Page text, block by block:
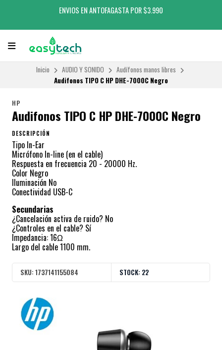
ENVIOS EN ANTOFAGASTA POR $3.990
Inicio AUDIO Y SONIDO
Audífonos manos libres
Audifonos TIPO C HP DHE-7000C Negro
HP
Audifonos TIPO C HP DHE-7000C Negro
DESCRIPCIÓN
Tipo In-Ear
Micrófono In-line (en el cable)
Respuesta en frecuencia 20 - 20000 Hz.
Color Negro
Iluminación No
Conectividad USB-C
Secundarias
¿Cancelación activa de ruido? No
¿Controles en el cable? Sí
Impedancia: 16Ω
Largo del cable 1100 mm.
SKU: 1737141155084 STOCK: 22